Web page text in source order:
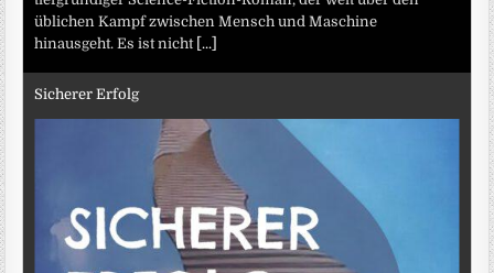
üblichen Kampf zwischen Mensch und Maschine
hinausgeht. Es ist nicht [...]
Sicherer Erfolg